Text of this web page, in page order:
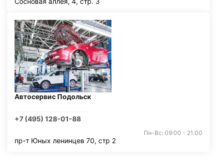
Автосервис Подольск
+7 (495) 128-01-88
Пн-Вс: 09:00 - 21:00
пр-т Юных ленинцев 70, стр 2